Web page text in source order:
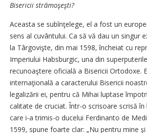
Bisericii strămoşeşti?
Aceasta se subînţelege, el a fost un
sens al cuvântului. Ca să vă dau un singur
la Târgovişte, din mai 1598, încheiat cu
Imperiului Habsburgic, una din
recunoaştere oficială a Bisericii Ortodoxe.
internaţională a caracterului Bisericii
legalizării ei, pentru că Mihai luptase
calitate de cruciat. Într-o scrisoare scrisă în
care i-a trimis-o ducelui Ferdinanto de
1599, spune foarte clar: „Nu pentru mine